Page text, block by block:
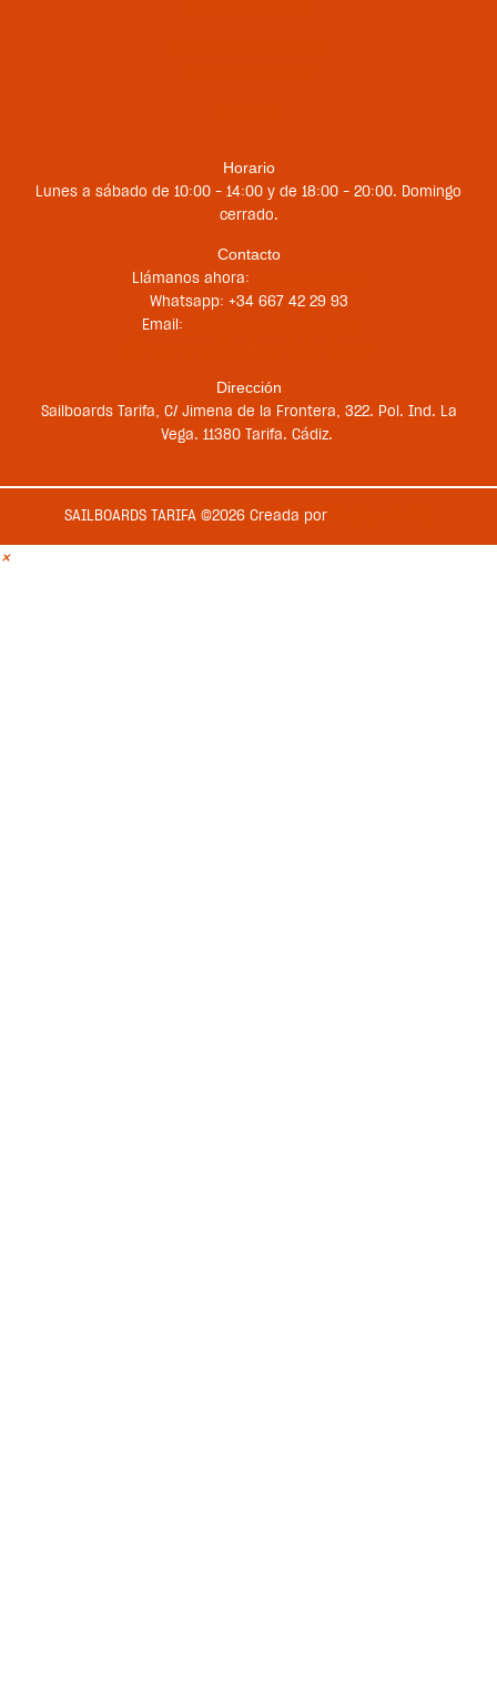
Horario
Lunes a sábado de 10:00 – 14:00 y de 18:00 – 20:00. Domingo
cerrado.
Contacto
Llámanos ahora:
Whatsapp: +34 667 42 29 93
Email:
Dirección
Sailboards Tarifa, C/ Jimena de la Frontera, 322. Pol. Ind. La
Vega. 11380 Tarifa. Cádiz.
SAILBOARDS TARIFA ©2026 Creada por
×